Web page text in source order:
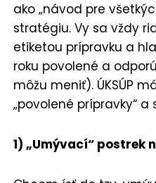
ako „návod pre
stratégiu. Vy sa vždy
etiketou prípravku a
roku povolené a
môžu meniť). ÚKSÚP
„povolené prípravky“
1) „Umývací“ postrek